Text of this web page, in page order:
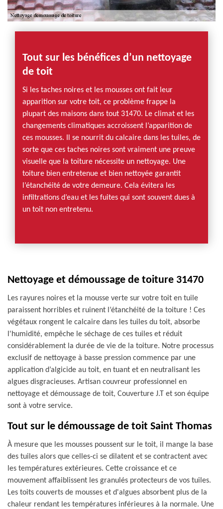
Tout sur les bénéfices d’un nettoyage
de toit
Si les taches noires et les mousses ont fait leur
apparition sur votre toit, ce problème frappe la
plupart des maisons dans tout 31470. Le climat et les
changements climatiques accroissent l’apparition de
ces mousses. Il se nourrit du calcaire dans les tuiles, de
sorte que ces taches noires sont vraiment une preuve
visuelle que la toiture nécessite un nettoyage. Une
toiture bien entretenue et bien nettoyée garantit
l’étanchéité de votre demeure. Cela évitera les
infiltrations d’eau et les fuites qui sont souvent dues à
un toit non entretenu.
Nettoyage et démoussage de toiture 31470
Les rayures noires et la mousse verte sur votre toit en tuile
paraissent horribles et ruinent l’étanchéité de la toiture ! Ces
végétaux rongent le calcaire dans les tuiles du toit, absorbe
l'humidité, empêche le séchage de ces tuiles et réduit
considérablement la durée de vie de la toiture. Notre processus
exclusif de nettoyage à basse pression commence par une
application d’algicide au toit, en tuant et en neutralisant les
algues disgracieuses. Artisan couvreur professionnel en
nettoyage et démoussage de toit, Couverture J.T et son équipe
sont à votre service.
Tout sur le démoussage de toit Saint Thomas
À mesure que les mousses poussent sur le toit, il mange la base
des tuiles alors que celles-ci se dilatent et se contractent avec
les températures extérieures. Cette croissance et ce
mouvement affaiblissent les granulés protecteurs de vos tuiles.
Les toits couverts de mousses et d'algues absorbent plus de la
chaleur rendant les températures inférieures à la normale. Une